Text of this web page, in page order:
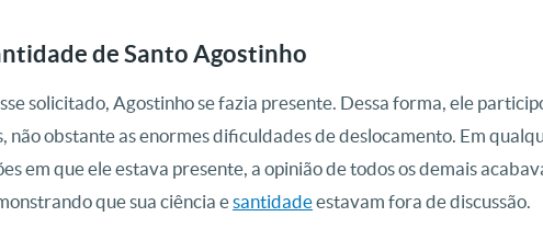
de Santo Agostinho
solicitado, Agostinho se fazia presente. Dessa forma, ele
não obstante as enormes dificuldades de deslocamento. Em
em que ele estava presente, a opinião de todos os demais
que sua ciência esantidadeestavam fora de discussão.